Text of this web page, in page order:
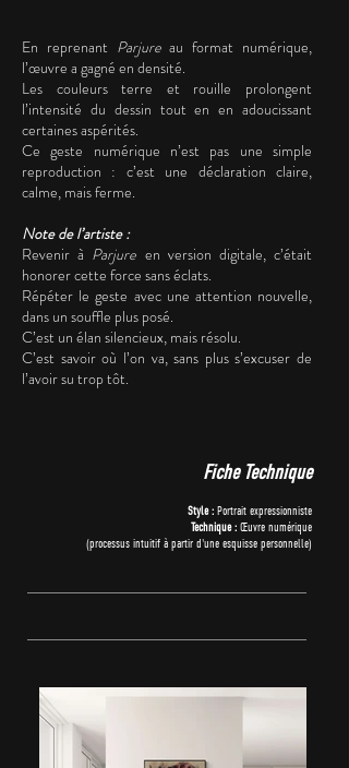
En reprenant Parjureau format numérique,
l’œuvre a gagné en densité.
Les couleurs terre et rouille prolongent
l’intensité du dessin tout en en adoucissant
certaines aspérités.
Ce geste numérique n’est pas une simple
reproduction : c’est une déclaration claire,
calme, mais ferme.
Note de l’artiste :
Revenir à Parjure en version digitale, c’était
honorer cette force sans éclats.
Répéter le geste avec une attention nouvelle,
dans un souffle plus posé.
C’est un élan silencieux, mais résolu.
C’est savoir où l’on va, sans plus s’excuser de
l’avoir su trop tôt.
Fiche Technique
Style : Portrait expressionniste
Technique : Œuvre numérique
(processus intuitif à partir d'une esquisse personnelle)